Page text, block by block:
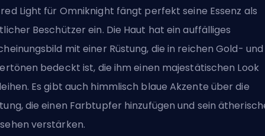
Light für Omniknight fängt perfekt seine Essenz als
Beschützer ein. Die Haut hat ein auffälliges
mit einer Rüstung, die in reichen Gold- und
bedeckt ist, die ihm einen majestätischen Look
Es gibt auch himmlisch blaue Akzente über die
die einen Farbtupfer hinzufügen und sein
verstärken.